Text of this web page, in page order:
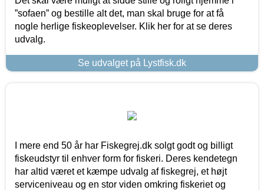
”sofaen” og bestille alt det, man skal bruge for at få
nogle herlige fiskeoplevelser. Klik her for at se deres
udvalg.
Se udvalget på Lystfisk.dk
I mere end 50 år har Fiskegrej.dk solgt godt og billigt
fiskeudstyr til enhver form for fiskeri. Deres kendetegn
har altid været et kæmpe udvalg af fiskegrej, et højt
serviceniveau og en stor viden omkring fiskeriet og